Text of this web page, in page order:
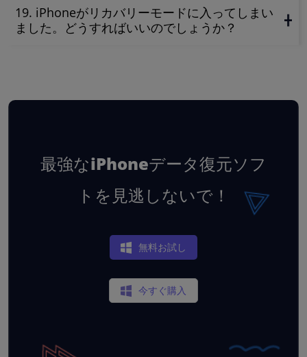
19. iPhoneがリカバリーモードに入ってしまい
ました。どうすればいいのでしょうか？
最強なiPhoneデータ復元ソフ
トを見逃しないで！
無料お試し
今すぐ購入